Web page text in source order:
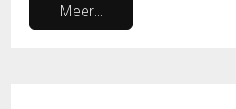
Meer...